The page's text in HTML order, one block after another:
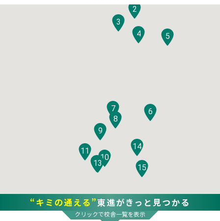
2
3
4
5
6
7
8
9
10
11
12
13
14
15
“キミの通える”東進がきっと見つかる
クリックで校舎一覧を表示